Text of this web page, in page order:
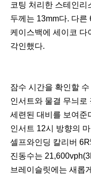
코팅 처리한 스테인리
두께는 13mm다. 다른
케이스백에 세이코 다
각인했다.
잠수 시간을 확인할
인서트와 물결 무늬로
세련된 대비를 보여준
인서트 12시 방향의
셀프와인딩 칼리버
진동수는
브레이슬릿에는 새롭